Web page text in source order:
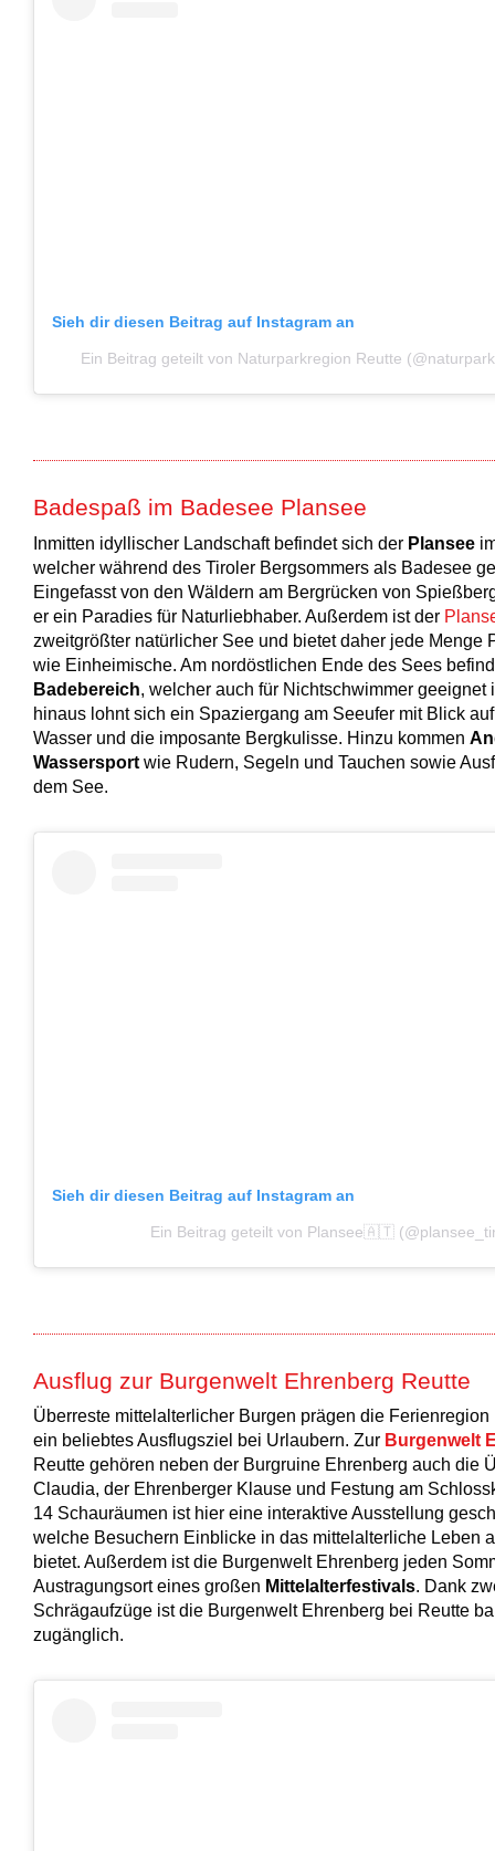
Sieh dir diesen Beitrag auf Instagram an
Ein Beitrag geteilt von Naturparkregion Reutte
Badespaß im Badesee Plansee
Inmitten idyllischer Landschaft befindet sich der Plansee
welcher während des Tiroler Bergsommers als Badesee
Eingefasst von den Wäldern am Bergrücken von
er ein Paradies für Naturliebhaber. Außerdem ist der
zweitgrößter natürlicher See und bietet daher jede Menge
wie Einheimische. Am nordöstlichen Ende des Sees
Badebereich, welcher auch für Nichtschwimmer geeignet
hinaus lohnt sich ein Spaziergang am Seeufer mit Blick
Wasser und die imposante Bergkulisse. Hinzu kommen
Wassersport wie Rudern, Segeln und Tauchen sowie
dem See.
Sieh dir diesen Beitrag auf Instagram an
Ein Beitrag geteilt von Plansee🇦🇹
Ausflug zur Burgenwelt Ehrenberg Reutte
Überreste mittelalterlicher Burgen prägen die
ein beliebtes Ausflugsziel bei Urlaubern. Zur Burgenwelt
Reutte gehören neben der Burgruine Ehrenberg auch die
Claudia, der Ehrenberger Klause und Festung am
14 Schauräumen ist hier eine interaktive Ausstellung
welche Besuchern Einblicke in das mittelalterliche Leben
bietet. Außerdem ist die Burgenwelt Ehrenberg jeden
Austragungsort eines großen Mittelalterfestivals. Dank
Schrägaufzüge ist die Burgenwelt Ehrenberg bei Reutte
zugänglich.